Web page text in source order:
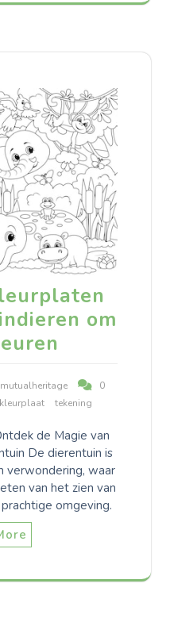
om
0
kleurplaat tekening
de Magie van
De dierentuin is
verwondering, waar
van het zien van
omgeving.